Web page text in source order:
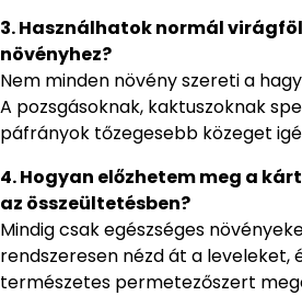
3. Használhatok normál
növényhez?
Nem minden növény szereti a
A pozsgásoknak, kaktuszoknak
páfrányok tőzegesebb közeget
4. Hogyan előzhetem meg a
az összeültetésben?
Mindig csak egészséges
rendszeresen nézd át a leveleket,
természetes permetezőszert